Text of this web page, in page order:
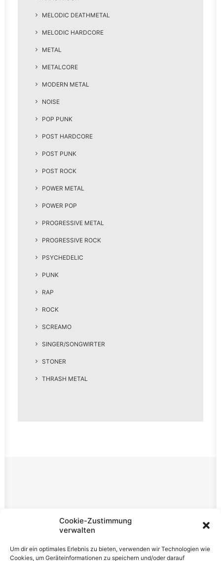
Cookie-Zustimmung
verwalten
Um dir ein optimales Erlebnis zu bieten, verwenden wir Technologien wie
Cookies, um Geräteinformationen zu speichern und/oder darauf
MELODIC DEATHMETAL
MELODIC HARDCORE
METAL
METALCORE
MODERN METAL
NOISE
POP PUNK
POST HARDCORE
POST PUNK
POST ROCK
POWER METAL
POWER POP
PROGRESSIVE METAL
PROGRESSIVE ROCK
PSYCHEDELIC
PUNK
RAP
ROCK
SCREAMO
SINGER/SONGWIRTER
STONER
THRASH METAL
Rechtliches
Datenschutzerklärung